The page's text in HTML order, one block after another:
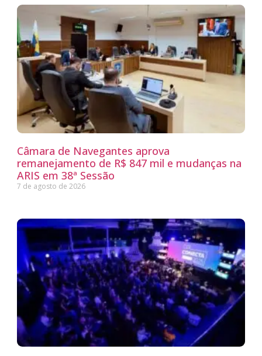
Câmara de Navegantes aprova
remanejamento de R$ 847 mil e mudanças na
ARIS em 38ª Sessão
7 de agosto de 2026